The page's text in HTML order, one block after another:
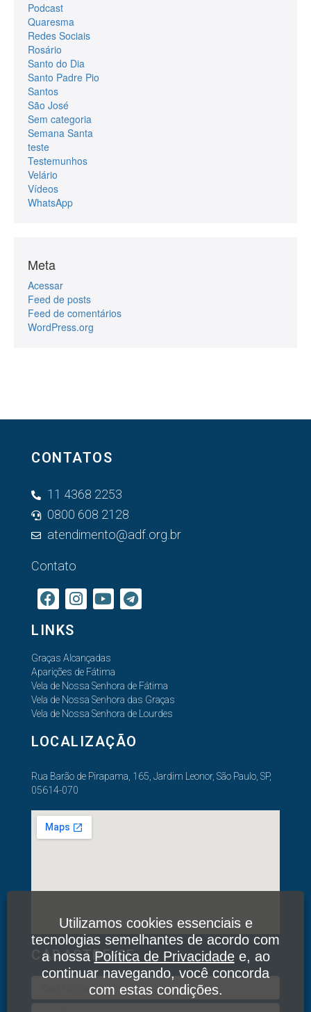
Podcast
Quaresma
Redes Sociais
Rosário
Santo do Dia
Santo Padre Pio
Santos
São José
Sem categoria
Semana Santa
teste
Testemunhos
Velário
Vídeos
WhatsApp
Meta
Acessar
Feed de posts
Feed de comentários
WordPress.org
CONTATOS
11 4368 2253
0800 608 2128
atendimento@adf.org.br
Contato
LINKS
Graças Alcançadas
Aparições de Fátima
Vela de Nossa Senhora de Fátima
Vela de Nossa Senhora das Graças
Vela de Nossa Senhora de Lourdes
LOCALIZAÇÃO
Rua Barão de Pirapama, 165, Jardim Leonor, São Paulo, SP,
05614-070
CADASTRE-SE
Utilizamos cookies essenciais e
tecnologias semelhantes de acordo com
a nossaPolítica de Privacidadee, ao
continuar navegando, você concorda
com estas condições.